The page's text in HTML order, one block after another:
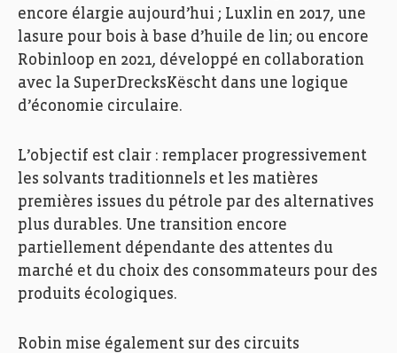
encore élargie aujourd’hui ; Luxlin en 2017, une
lasure pour bois à base d’huile de lin; ou encore
Robinloop en 2021, développé en collaboration
avec la SuperDrecksKëscht dans une logique
d’économie circulaire.
L’objectif est clair : remplacer progressivement
les solvants traditionnels et les matières
premières issues du pétrole par des alternatives
plus durables. Une transition encore
partiellement dépendante des attentes du
marché et du choix des consommateurs pour des
produits écologiques.
Robin mise également sur des circuits